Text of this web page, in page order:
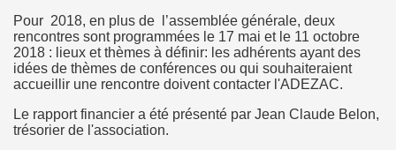
Pour 2018, en plus de l’assemblée générale, deux
rencontres sont programmées le 17 mai et le 11 octobre
2018 : lieux et thèmes à définir: les adhérents ayant des
idées de thèmes de conférences ou qui souhaiteraient
accueillir une rencontre doivent contacter l'ADEZAC.
Le rapport financier a été présenté par Jean Claude Belon,
trésorier de l'association.